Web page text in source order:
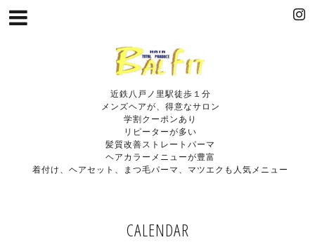
近鉄八戸ノ里駅徒歩１分
メンズヘアが、得意なサロン
学割クーポンあり
リピーターが多い
髪質改善ストレートパーマ
ヘアカラーメニューが豊富
着付け、ヘアセット、まつ毛パーマ、マツエクも人気メニュー
CALENDAR